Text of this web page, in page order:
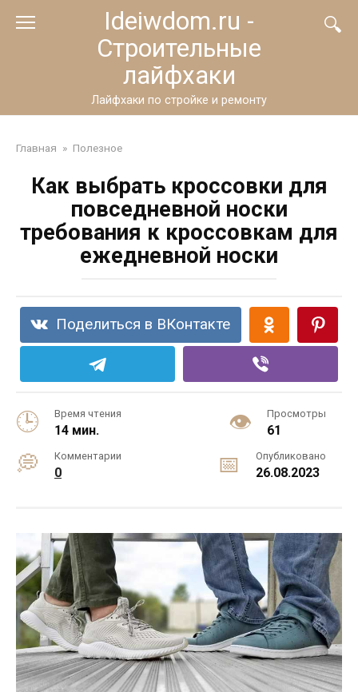
Ideiwdom.ru -
Строительные
лайфхаки
Лайфхаки по стройке и ремонту
Главная » Полезное
Как выбрать кроссовки для
повседневной носки
требования к кроссовкам для
ежедневной носки
Поделиться в ВКонтакте
Время чтения
14 мин.
Просмотры
61
Комментарии
0
Опубликовано
26.08.2023